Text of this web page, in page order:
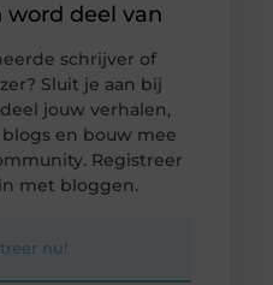
word deel van
schrijver of
Sluit je aan bij
jouw verhalen,
en bouw mee
Registreer
met bloggen.
nu!